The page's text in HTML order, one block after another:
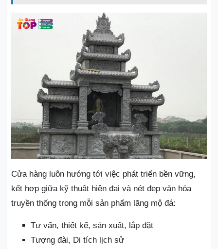
Cửa hàng luôn hướng tới việc phát triển bền vững,
kết hợp giữa kỹ thuật hiện đại và nét đẹp văn hóa
truyền thống trong mỗi sản phẩm lăng mộ đá:
Tư vấn, thiết kế, sản xuất, lắp đặt
Tượng đài, Di tích lịch sử